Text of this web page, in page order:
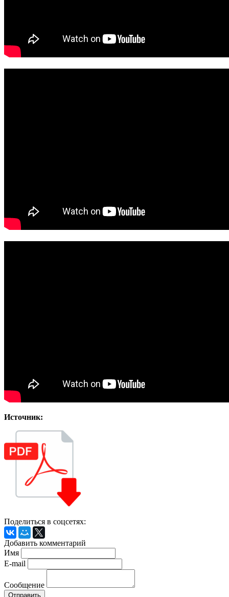
Источник:
Поделиться в соцсетях:
Добавить комментарий
Имя
E-mail
Сообщение